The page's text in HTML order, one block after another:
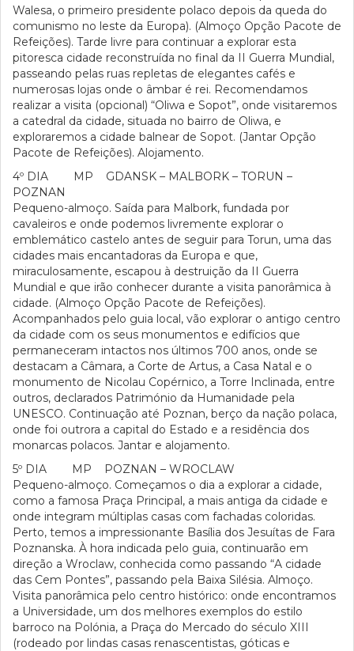
Walesa, o primeiro presidente polaco depois da queda do
comunismo no leste da Europa). (Almoço Opção Pacote de
Refeições). Tarde livre para continuar a explorar esta
pitoresca cidade reconstruída no final da II Guerra Mundial,
passeando pelas ruas repletas de elegantes cafés e
numerosas lojas onde o âmbar é rei. Recomendamos
realizar a visita (opcional) “Oliwa e Sopot”, onde visitaremos
a catedral da cidade, situada no bairro de Oliwa, e
exploraremos a cidade balnear de Sopot. (Jantar Opção
Pacote de Refeições). Alojamento.
4º DIA MP GDANSK – MALBORK – TORUN –
POZNAN
Pequeno-almoço. Saída para Malbork, fundada por
cavaleiros e onde podemos livremente explorar o
emblemático castelo antes de seguir para Torun, uma das
cidades mais encantadoras da Europa e que,
miraculosamente, escapou à destruição da II Guerra
Mundial e que irão conhecer durante a visita panorâmica à
cidade. (Almoço Opção Pacote de Refeições).
Acompanhados pelo guia local, vão explorar o antigo centro
da cidade com os seus monumentos e edifícios que
permaneceram intactos nos últimos 700 anos, onde se
destacam a Câmara, a Corte de Artus, a Casa Natal e o
monumento de Nicolau Copérnico, a Torre Inclinada, entre
outros, declarados Património da Humanidade pela
UNESCO. Continuação até Poznan, berço da nação polaca,
onde foi outrora a capital do Estado e a residência dos
monarcas polacos. Jantar e alojamento.
5º DIA MP POZNAN – WROCLAW
Pequeno-almoço. Começamos o dia a explorar a cidade,
como a famosa Praça Principal, a mais antiga da cidade e
onde integram múltiplas casas com fachadas coloridas.
Perto, temos a impressionante Basília dos Jesuítas de Fara
Poznanska. À hora indicada pelo guia, continuarão em
direção a Wroclaw, conhecida como passando “A cidade
das Cem Pontes”, passando pela Baixa Silésia. Almoço.
Visita panorâmica pelo centro histórico: onde encontramos
a Universidade, um dos melhores exemplos do estilo
barroco na Polónia, a Praça do Mercado do século XIII
(rodeado por lindas casas renascentistas, góticas e